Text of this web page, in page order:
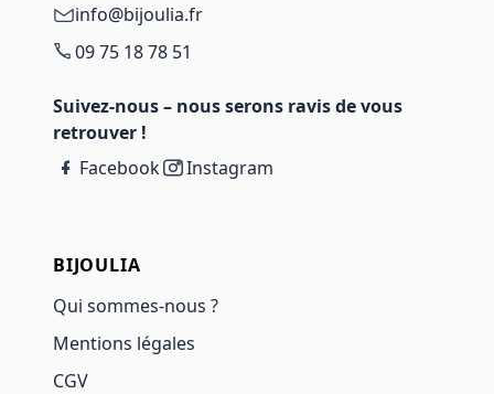
info@bijoulia.fr
09 75 18 78 51
Suivez-nous – nous serons ravis de vous
retrouver !
Facebook
Instagram
BIJOULIA
Qui sommes-nous ?
Mentions légales
CGV